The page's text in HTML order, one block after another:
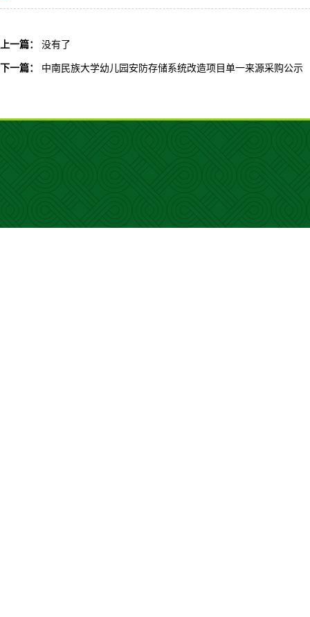
上一篇： 没有了
下一篇： 中南民族大学幼儿园安防存储系统改造项目单一来源采购公示